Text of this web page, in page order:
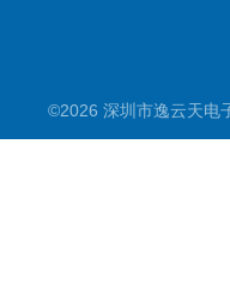
©2026 深圳市逸云天